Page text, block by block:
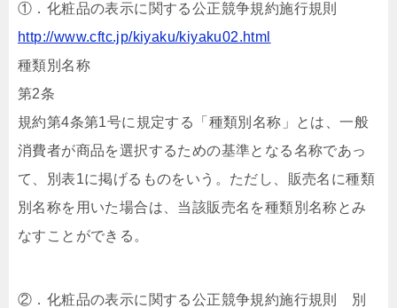
①．化粧品の表示に関する公正競争規約施行規則
http://www.cftc.jp/kiyaku/kiyaku02.html
種類別名称
第2条
規約第4条第1号に規定する「種類別名称」とは、一般
消費者が商品を選択するための基準となる名称であっ
て、別表1に掲げるものをいう。ただし、販売名に種類
別名称を用いた場合は、当該販売名を種類別名称とみ
なすことができる。
②．化粧品の表示に関する公正競争規約施行規則 別